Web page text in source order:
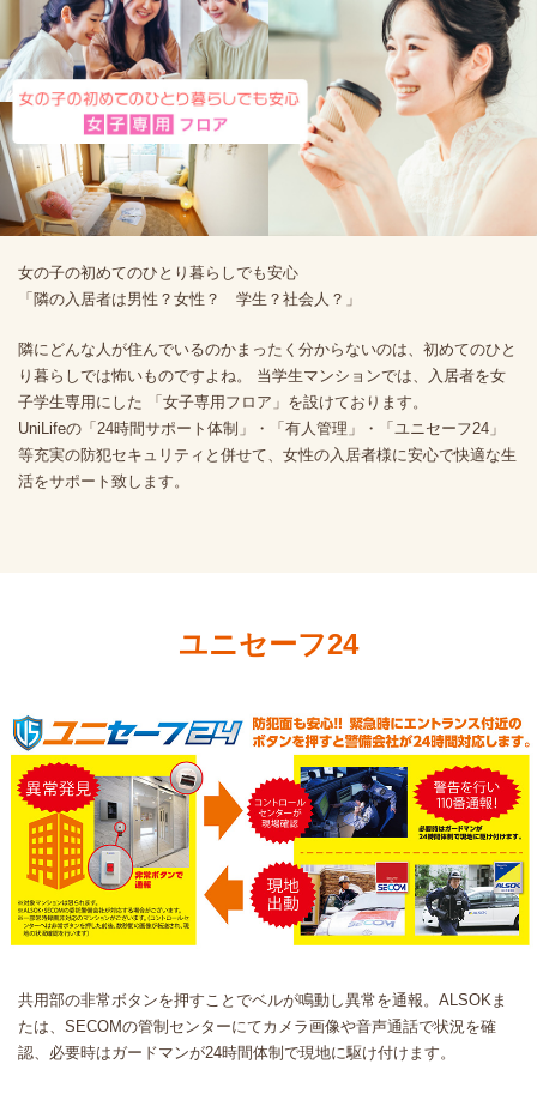
女の子の初めてのひとり暮らしでも安心
「隣の入居者は男性？女性？ 学生？社会人？」
隣にどんな人が住んでいるのかまったく分からないのは、初めてのひと
り暮らしでは怖いものですよね。 当学生マンションでは、入居者を女
子学生専用にした 「女子専用フロア」を設けております。
UniLifeの「24時間サポート体制」・「有人管理」・「ユニセーフ24」
等充実の防犯セキュリティと併せて、女性の入居者様に安心で快適な生
活をサポート致します。
ユニセーフ24
共用部の非常ボタンを押すことでベルが鳴動し異常を通報。ALSOKま
たは、SECOMの管制センターにてカメラ画像や音声通話で状況を確
認、必要時はガードマンが24時間体制で現地に駆け付けます。